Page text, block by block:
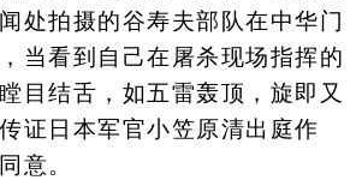
处拍摄的谷寿夫部队在中华门
当看到自己在屠杀现场指挥的
目结舌，如五雷轰顶，旋即又
证日本军官小笠原清出庭作
意。